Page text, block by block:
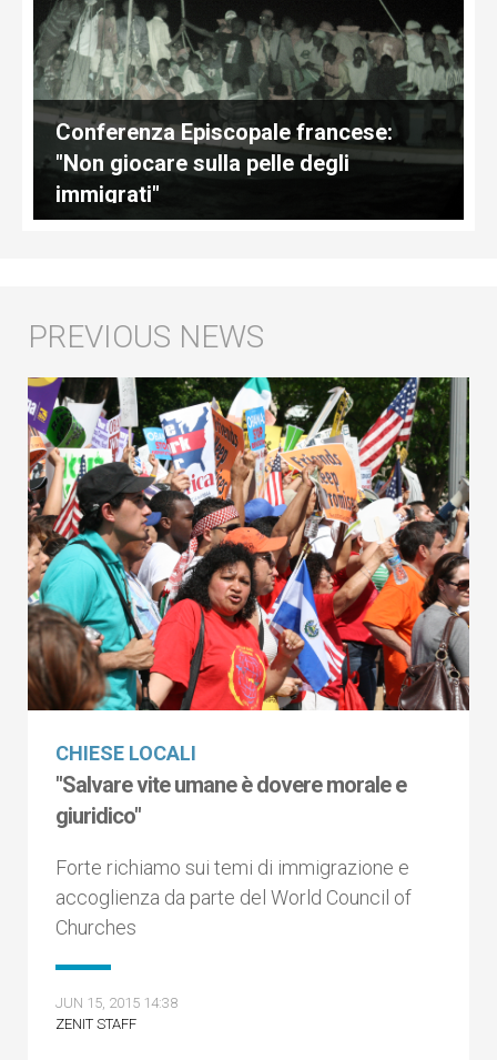
Conferenza Episcopale francese:
"Non giocare sulla pelle degli
immigrati"
CHIESE LOCALI
"Salvare vite umane è dovere morale e
giuridico"
Forte richiamo sui temi di immigrazione e
accoglienza da parte del World Council of
Churches
JUN 15, 2015 14:38
ZENIT STAFF